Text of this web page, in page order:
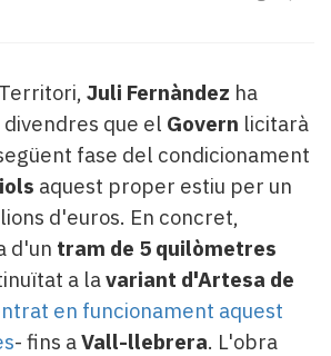
Juli Fernàndez ha
que el Govern licitarà
fase del condicionament
aquest proper estiu per un
d'euros. En concret,
d'un tram de 5 quilòmetres
a lavariant d'Artesa de
en funcionament aquest
- fins aVall-llebrera. L'obra